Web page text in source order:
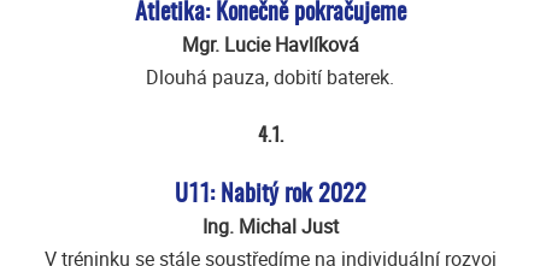
Atletika: Konečně pokračujeme
Mgr. Lucie Havlíková
Dlouhá pauza, dobití baterek.
4.1.
U11: Nabitý rok 2022
Ing. Michal Just
V tréninku se stále soustředíme na individuální rozvoj